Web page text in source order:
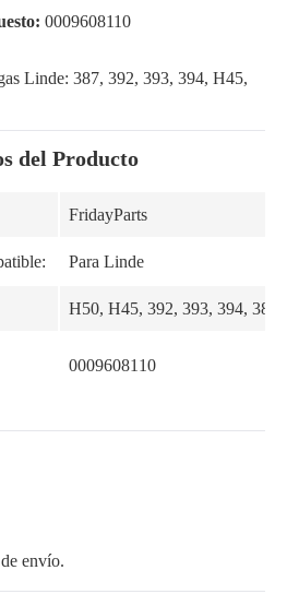
0009608110
Linde: 387, 392, 393, 394, H45,
del Producto
FridayParts
Para Linde
H50, H45, 392, 393, 394, 387
0009608110
envío.